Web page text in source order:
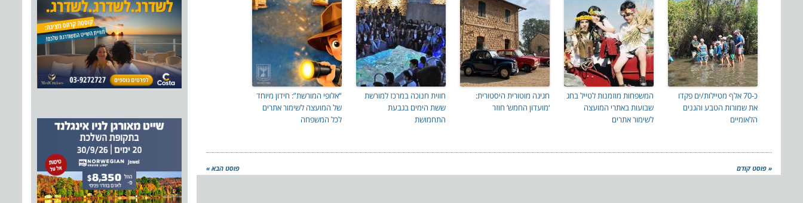
כ-70 אלף מטיילות/ים פקדו
את שמורות הטבע והגנים
הלאומיים
המשפחות מוזמנות לטייל בחג
שבועות באתרי המועצה
לשימור אתרים
חגיגה מוטורית היסטורית:
‘מועדון החמש’ חוזר
חווית חנוכה במרכז למורשת
ששת הימים בגבעת
התחמושת
“אלופי המורשת”: חידון מיוחד
של המועצה לשימור אתרים
לכל המשפחה
« פוסט קודם פוסט הבא »